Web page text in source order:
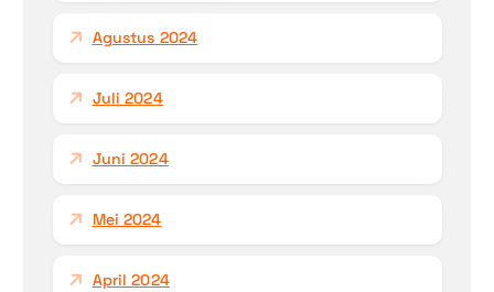
Agustus 2024
Juli 2024
Juni 2024
Mei 2024
April 2024